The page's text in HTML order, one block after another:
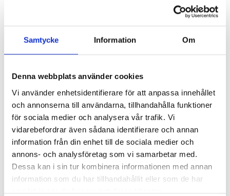
Samtycke Information Om
Denna webbplats använder cookies
Vi använder enhetsidentifierare för att anpassa innehållet
och annonserna till användarna, tillhandahålla funktioner
för sociala medier och analysera vår trafik. Vi
vidarebefordrar även sådana identifierare och annan
information från din enhet till de sociala medier och
annons- och analysföretag som vi samarbetar med.
Dessa kan i sin tur kombinera informationen med annan
information som du har tillhandahållit eller som de har
samlat in när du har använt deras tjänster.
ORIGINAL GUMMIMATTOR
24
Artikelnr:DO0161
4 610 kr
RAMBOX RAMSEAL
Artikelnr:RA0365
651kr
235/55R19 Yokohama dubbdäck med 19″ Brock RC32
svart fälg samt sensorer, inklusive montering.
Kategorier:Däck/Hjul,Ram Trucks Rampage
Lägg i varukorg
Leveranstid ca 2 veckor. Obs, bilder på produkten är endast
avsedda för referens, den faktiska produkten kan skilja sig.